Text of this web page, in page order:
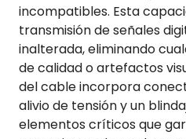
incompatibles. Esta
transmisión de señales
inalterada, eliminando
de calidad o artefactos
del cable incorpora
alivio de tensión y un
elementos críticos que